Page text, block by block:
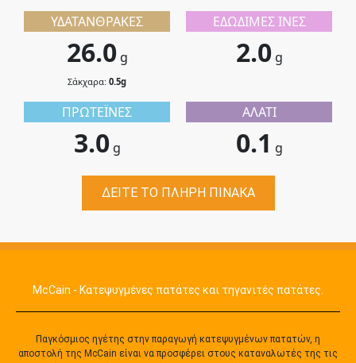
ΥΔΑΤΆΝΘΡΑΚΕΣ
26.0g
Σάκχαρα: 0.5g
ΕΔΏΔΙΜΕΣ ΊΝΕΣ
2.0g
ΠΡΩΤΕΪΝΕΣ
3.0g
ΑΛΆΤΙ
0.1 g
ΔΕΊΤΕ ΤΟ ΠΛΉΡΗ ΠΊΝΑΚΑ
McCain - Κατεψυγμένες πατάτες και τηγανιτές πατάτες.
Παγκόσμιος ηγέτης στην παραγωγή κατεψυγμένων πατατών, η
αποστολή της McCain είναι να προσφέρει στους καταναλωτές της τις